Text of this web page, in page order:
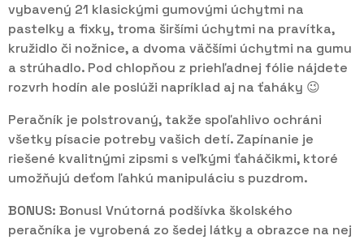
vybavený 21 klasickými gumovými úchytmi na
pastelky a fixky, troma širšími úchytmi na pravítka,
kružidlo či nožnice, a dvoma väčšími úchytmi na gumu
a strúhadlo. Pod chlopňou z priehľadnej fólie nájdete
rozvrh hodín ale poslúži napríklad aj na ťaháky 😉
Peračník je polstrovaný, takže spoľahlivo ochráni
všetky písacie potreby vašich detí. Zapínanie je
riešené kvalitnými zipsmi s veľkými ťaháčikmi, ktoré
umožňujú deťom ľahkú manipuláciu s puzdrom.
BONUS: Bonus! Vnútorná podšívka školského
peračníka je vyrobená zo šedej látky a obrazce na nej